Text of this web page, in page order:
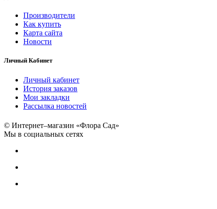
Производители
Как купить
Карта сайта
Новости
Личный Кабинет
Личный кабинет
История заказов
Мои закладки
Рассылка новостей
© Интернет–магазин «Флора Сад»
Мы в социальных сетях